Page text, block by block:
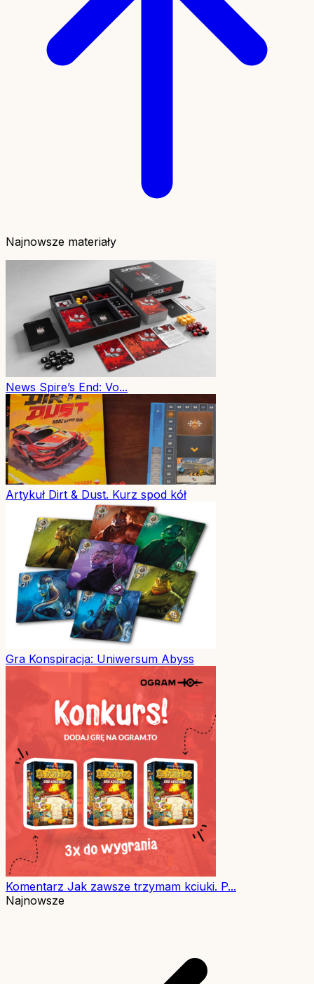
Najnowsze materiały
News Spire’s End: Vo...
Artykuł Dirt & Dust. Kurz spod kół
Gra Konspiracja: Uniwersum Abyss
Komentarz Jak zawsze trzymam kciuki. P...
Najnowsze